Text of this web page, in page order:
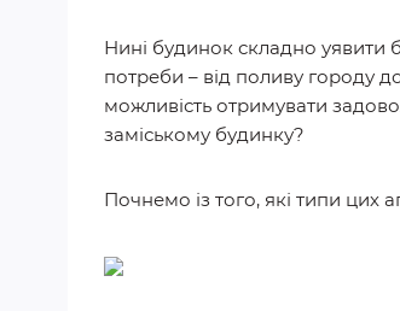
Нині будинок складно уявити
потреби – від поливу городу
можливість отримувати
заміському будинку?
Почнемо із того, які типи цих